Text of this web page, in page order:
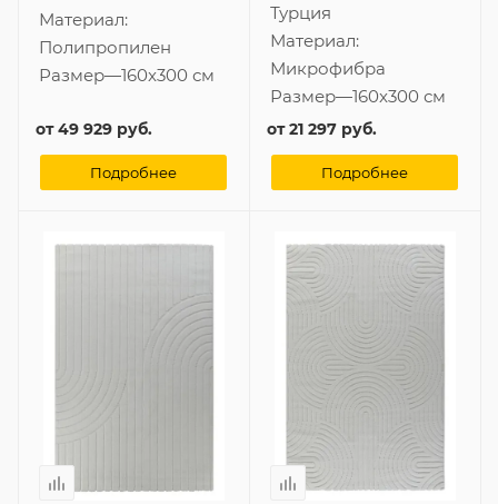
Материал:
Полипропилен
Размер—160x300 см
от49 929 руб.
Подробнее
Турция
Материал:
Микрофибра
Размер—160x300 см
от21 297 руб.
Подробнее